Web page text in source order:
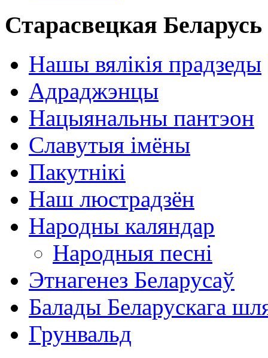
Старасвецкая Беларусь
Нашы вялікія прадзеды
Адраджэнцы
Нацыянальны пантэон
Славутыя імёны
Пакутнікі
Наш люстрадзён
Народны каляндар
Народныя песні
Этнагенез Беларусаў
Балады Беларускага
Грунвальд